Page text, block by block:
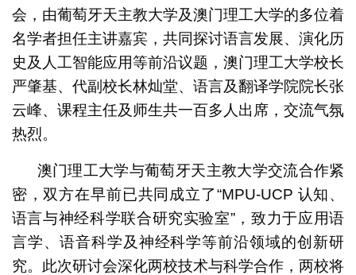
会，由葡萄牙天主教大学及澳门理工大学的多位着
名学者担任主讲嘉宾，共同探讨语言发展、演化历
史及人工智能应用等前沿议题，澳门理工大学校长
严肇基、代副校长林灿堂、语言及翻译学院院长张
云峰、课程主任及师生共一百多人出席，交流气氛
热烈。
澳门理工大学与葡萄牙天主教大学交流合作紧
密，双方在早前已共同成立了“MPU-UCP 认知、
语言与神经科学联合研究实验室”，致力于应用语
言学、语音科学及神经科学等前沿领域的创新研
究。此次研讨会深化两校技术与科学合作，两校将